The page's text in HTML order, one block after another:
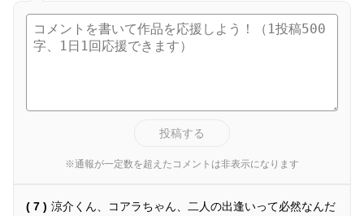
投稿する
※通報が一定数を超えたコメントは非表示になります
( 7 ) 涼介くん、コアラちゃん、二人の出逢いって必然なんだ